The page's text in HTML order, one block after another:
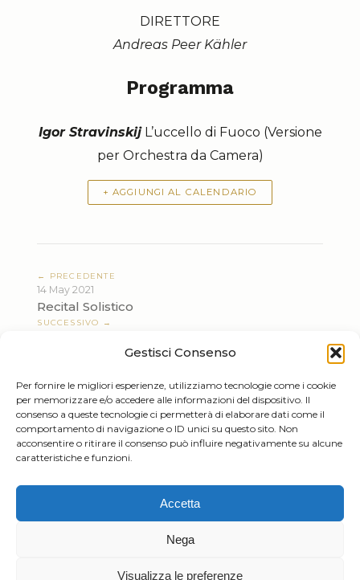
Gestisci Consenso
Per fornire le migliori esperienze, utilizziamo tecnologie come i cookie
per memorizzare e/o accedere alle informazioni del dispositivo. Il
consenso a queste tecnologie ci permetterà di elaborare dati come il
comportamento di navigazione o ID unici su questo sito. Non
acconsentire o ritirare il consenso può influire negativamente su alcune
caratteristiche e funzioni.
Accetta
Nega
Visualizza le preferenze
DIRETTORE
Andreas Peer Kähler
Programma
Igor StravinskijL’uccello di Fuoco (Versione
per Orchestra da Camera)
+ AGGIUNGI AL CALENDARIO
← PRECEDENTE
14 May 2021
Recital Solistico
SUCCESSIVO →
Recital Solistico
info@tizianomazzoleni.com